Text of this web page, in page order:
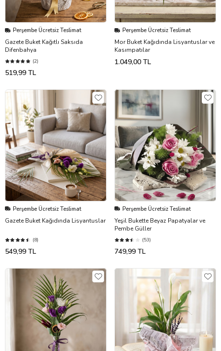
Perşembe Ücretsiz Teslimat
Gazete Buket Kağıtlı Saksıda
Difenbahya
(2)
519,99 TL
Perşembe Ücretsiz Teslimat
Mor Buket Kağıdında Lisyantuslar ve
Kasımpatılar
1.049,00 TL
Perşembe Ücretsiz Teslimat
Gazete Buket Kağıdında Lisyantuslar
(8)
549,99 TL
Perşembe Ücretsiz Teslimat
Yeşil Bukette Beyaz Papatyalar ve
Pembe Güller
(53)
749,99 TL